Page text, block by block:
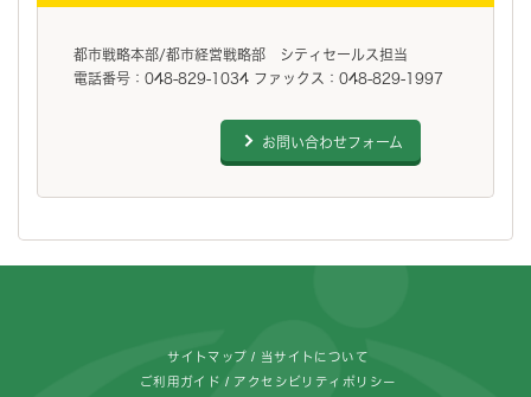
都市戦略本部/都市経営戦略部 シティセールス担当
電話番号：048-829-1034 ファックス：048-829-1997
お問い合わせフォーム
サイトマップ 当サイトについて
ご利用ガイド アクセシビリティポリシー